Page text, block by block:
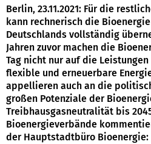
Berlin, 23.11.2021: Für die
kann rechnerisch die
Deutschlands vollständig
Jahren zuvor machen die
Tag nicht nur auf die
flexible und erneuerbare
appellieren auch an die
großen Potenziale der
Treibhausgasneutralität bis
Bioenergieverbände
der Hauptstadtbüro Bioenergie: